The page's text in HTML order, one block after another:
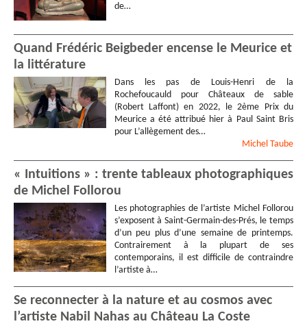
de…
Quand Frédéric Beigbeder encense le Meurice et
la littérature
Dans les pas de Louis-Henri de la
Rochefoucauld pour Châteaux de sable
(Robert Laffont) en 2022, le 2ème Prix du
Meurice a été attribué hier à Paul Saint Bris
pour L’allègement des…
Michel Taube
« Intuitions » : trente tableaux photographiques
de Michel Follorou
Les photographies de l’artiste Michel Follorou
s’exposent à Saint-Germain-des-Prés, le temps
d’un peu plus d’une semaine de printemps.
Contrairement à la plupart de ses
contemporains, il est difficile de contraindre
l’artiste à…
Se reconnecter à la nature et au cosmos avec
l’artiste Nabil Nahas au Château La Coste